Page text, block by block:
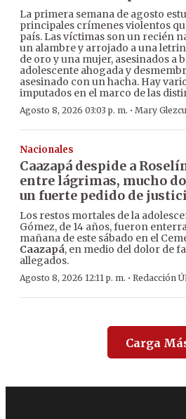
La primera semana de agosto
principales crímenes violentos
país. Las víctimas son un recién
un alambre y arrojado a una
de oro y una mujer, asesinados a
adolescente ahogada y
asesinado con un hacha. Hay
imputados en el marco de las
Agosto 8, 2026 03:03 p. m. · Mary Glezcu
Nacionales
Caazapá despide a
entre lágrimas, mucho
un fuerte pedido de
Los restos mortales de la
Gómez, de 14 años, fueron
mañana de este sábado en el
Caazapá, en medio del dolor de
allegados.
Agosto 8, 2026 12:11 p. m. · Redacción
Carga